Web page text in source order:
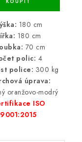
180 cm
180 cm
70 cm
polic: 4
police: 300 kg
úprava:
oranžovo-modrý
ISO
9001:2015